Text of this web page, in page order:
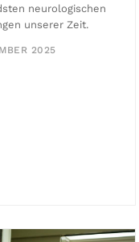
neurologischen
unserer Zeit.
2025